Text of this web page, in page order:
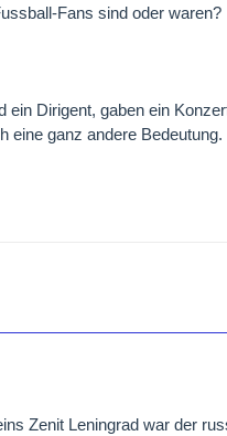
Fans sind oder waren?
ein Dirigent, gaben ein
eine ganz andere Bedeutung.
Zenit Leningrad war der